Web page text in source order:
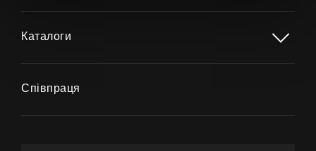
Каталоги
Співпраця